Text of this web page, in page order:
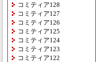
コミティア128
コミティア127
コミティア126
コミティア125
コミティア124
コミティア123
コミティア122